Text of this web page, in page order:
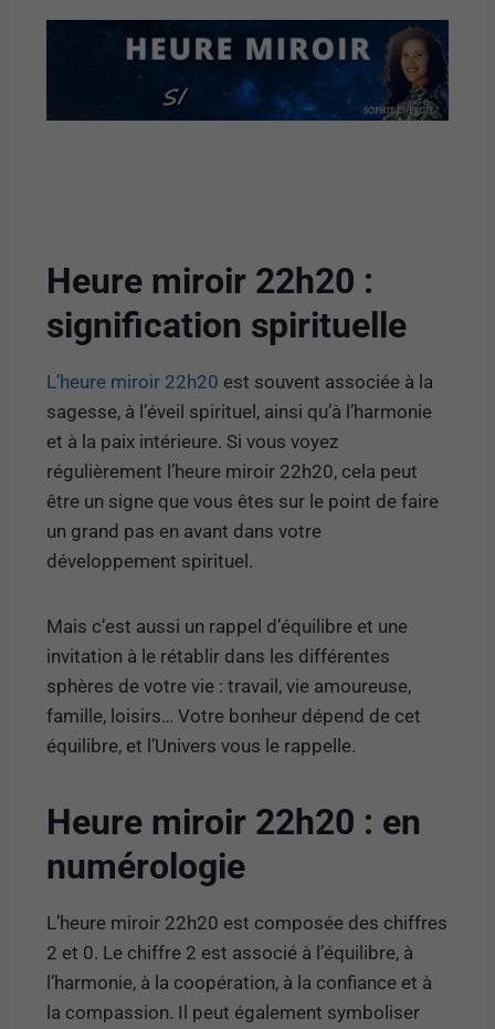
Heure miroir 22h20 :
signification spirituelle
L’heure miroir 22h20 est souvent associée à la
sagesse, à l’éveil spirituel, ainsi qu’à l’harmonie
et à la paix intérieure. Si vous voyez
régulièrement l’heure miroir 22h20, cela peut
être un signe que vous êtes sur le point de faire
un grand pas en avant dans votre
développement spirituel.
Mais c’est aussi un rappel d’équilibre et une
invitation à le rétablir dans les différentes
sphères de votre vie : travail, vie amoureuse,
famille, loisirs… Votre bonheur dépend de cet
équilibre, et l’Univers vous le rappelle.
Heure miroir 22h20 : en
numérologie
L’heure miroir 22h20 est composée des chiffres
2 et 0. Le chiffre 2 est associé à l’équilibre, à
l’harmonie, à la coopération, à la confiance et à
la compassion. Il peut également symboliser